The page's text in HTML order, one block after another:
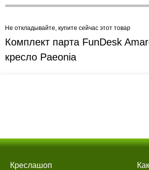
Не откладывайте, купите сейчас этот товар
Комплект парта FunDesk
кресло Paeonia
Креслашоп